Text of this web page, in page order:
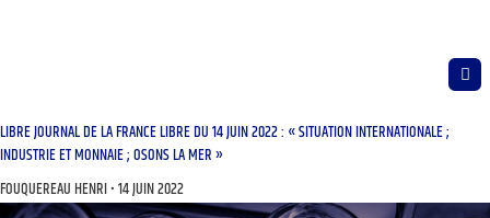
LIBRE JOURNAL DE LA FRANCE LIBRE DU 14 JUIN 2022 : « SITUATION INTERNATIONALE ;
INDUSTRIE ET MONNAIE ; OSONS LA MER »
FOUQUEREAU HENRI 14 JUIN 2022